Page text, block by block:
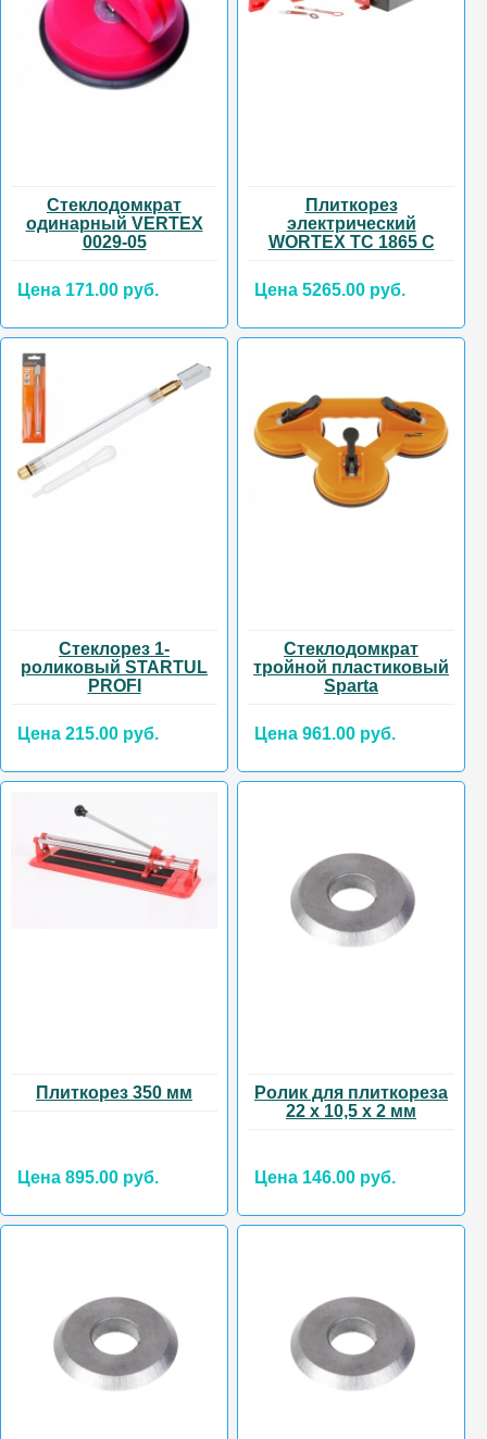
Стеклодомкрат
одинарный VERTEX
0029-05
Цена 171.00 руб.
Плиткорез
электрический
WORTEX TC 1865 C
Цена 5265.00 руб.
Стеклорез 1-
роликовый STARTUL
PROFI
Цена 215.00 руб.
Стеклодомкрат
тройной пластиковый
Sparta
Цена 961.00 руб.
Плиткорез 350 мм
Цена 895.00 руб.
Ролик для плиткореза
22 х 10,5 х 2 мм
Цена 146.00 руб.